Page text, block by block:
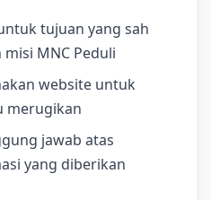
tujuan yang sah
MNC Peduli
website untuk
merugikan
jawab atas
yang diberikan